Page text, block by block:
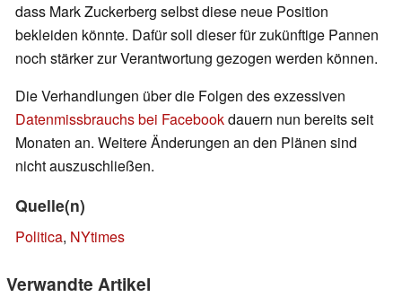
dass Mark Zuckerberg selbst diese neue Position
bekleiden könnte. Dafür soll dieser für zukünftige Pannen
noch stärker zur Verantwortung gezogen werden können.
Die Verhandlungen über die Folgen des exzessiven
Datenmissbrauchs bei Facebookdauern nun bereits seit
Monaten an. Weitere Änderungen an den Plänen sind
nicht auszuschließen.
Quelle(n)
Politica, NYtimes
Verwandte Artikel